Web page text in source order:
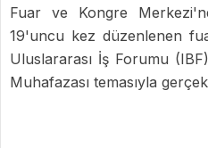
Fuar ve Kongre
19'uncu kez düzenlenen
Uluslararası İş Forumu
Muhafazası temasıyla